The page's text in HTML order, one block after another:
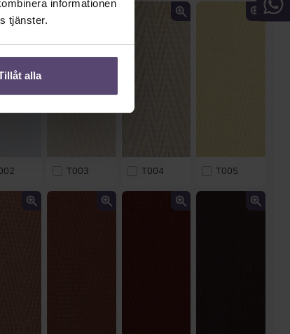
informationen
tjänster.
alla
T003 T004 T005